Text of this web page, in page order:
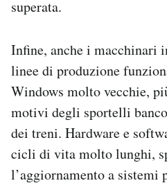
superata.
Infine, anche i macchinari
linee di produzione
Windows molto vecchie,
motivi degli sportelli
dei treni. Hardware e
cicli di vita molto lunghi,
l’aggiornamento a sistemi